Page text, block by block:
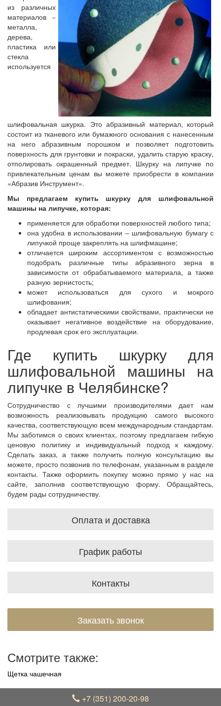
из различных
материалов −
металла,
дерева,
пластика или
стекла
используется
шлифовальная шкурка. Это абразивный материал, который
состоит из тканевого или бумажного основания с нанесенным
на него абразивным порошком и позволяет подготовить
поверхность для грунтовки и покраски, удалить старую краску,
отполировать окрашенный предмет. Шкурку на липучке по
привлекательным ценам вы можете приобрести в компании
«Абразив Инструмент».
Мы предлагаем купить шкурку для шлифовальной
машины на липучке, которая:
применяется для обработки поверхностей любого типа;
она удобна в использовании – шлифовальную бумагу с
липучкой проще закреплять на шлифмашине;
отличается широким ассортиментом с возможностью
подобрать различные типы абразивного зерна в
зависимости от обрабатываемого материала, а также
разную зернистость;
может использоваться для сухого и мокрого
шлифования;
обладает антистатическими свойствами, практически не
оказывает негативное воздействие на оборудование,
продлевая срок его эксплуатации.
Где купить шкурку для
шлифовальной машины на
липучке в Челябинске?
Сотрудничество с лучшими производителями дает нам
возможность реализовывать продукцию самого высокого
качества, соответствующую всем международным стандартам.
Мы заботимся о своих клиентах, поэтому предлагаем гибкую
ценовую политику и индивидуальный подход к каждому.
Сделать заказ, а также получить полную консультацию вы
можете, просто позвонив по телефонам, указанным в разделе
контакты. Также оформить покупку можно прямо у нас на
сайте, заполнив соответствующую форму. Обращайтесь,
будем рады сотрудничеству.
Оплата и доставка
График работы
Контакты
Заказать звонок
Смотрите также:
Щетка чашечная
+7 (351) 200-20-98